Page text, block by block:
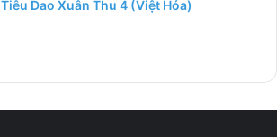
Tiêu Dao Xuân Thu 4 (Việt Hóa)